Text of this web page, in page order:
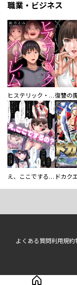
職業・ビジネス
ヒステリック・ハーレム～搾られる男と堕ちる女～【電子単行本版】
え、ここでするの？ アイドルのファンが知らない日常
よくある質問利用規約